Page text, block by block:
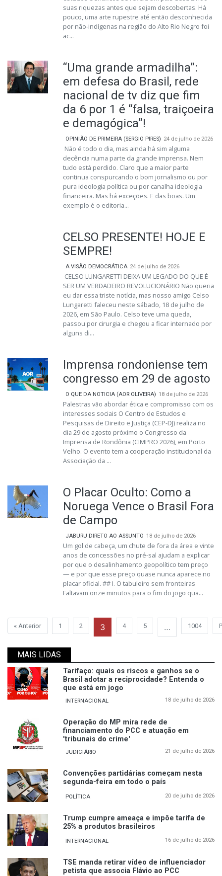
suas riquezas antes que sejam descobertas. Há
pouco, uma arte rupestre até então desconhecida
por não-indígenas na região do Alto Rio Negro foi
ac...
“Uma grande armadilha”:
em defesa do Brasil, rede
nacional de tv diz que fim
da 6 por 1 é “falsa, traiçoeira
e demagógica”!
OPINIÃO DE PRIMEIRA (SERGIO PIRES) 24 de julho de 2026
Não é todo o dia, mas ainda há sim alguma
decência numa parte da grande imprensa. Nem
tudo está perdido. Claro que a maior parte
continua conspurcando o bom jornalismo ou por
pura ideologia política ou por canalha ideologia
financeira. Mas há exceções. E das boas. Um
exemplo é o editoria...
CELSO PRESENTE! HOJE E
SEMPRE!
A VISÃO DEMOCRÁTICA 24 de julho de 2026
CELSO LUNGARETTI DEIXA UM LEGADO DO QUE É
SER UM VERDADEIRO REVOLUCIONÁRIO Não queria
eu dar essa triste notícia, mas nosso amigo Celso
Lungaretti faleceu neste sábado, 18 de julho de
2026, em São Paulo. Celso teve uma queda,
passou por cirurgia e chegou a ficar internado por
alguns di...
Imprensa rondoniense tem
congresso em 29 de agosto
O QUE DA NOTICIA (AOR OLIVEIRA) 18 de julho de 2026
Palestras vão abordar ética e compromisso com os
interesses sociais O Centro de Estudos e
Pesquisas de Direito e Justiça (CEP-DJ) realiza no
dia 29 de agosto próximo o Congresso da
Imprensa de Rondônia (CIMPRO 2026), em Porto
Velho. O evento tem a cooperação institucional da
Associação da ...
O Placar Oculto: Como a
Noruega Vence o Brasil Fora
de Campo
JABURU DIRETO AO ASSUNTO 18 de julho de 2026
Um gol de cabeça, um chute de fora da área e vinte
anos de concessões no pré-sal ajudam a explicar
por que o desalinhamento geopolítico tem preço
— e por que esse preço quase nunca aparece no
placar oficial. ## I. O tabuleiro sem fronteiras
Faltavam onze minutos para o fim do jogo qua...
« Anterior 1 2 3 4 5 … 1004
MAIS LIDAS
Tarifaço: quais os riscos e ganhos se o
Brasil adotar a reciprocidade? Entenda o
que está em jogo
INTERNACIONAL 18 de julho de 2026
Operação do MP mira rede de
financiamento do PCC e atuação em
'tribunais do crime'
JUDICIÁRIO 21 de julho de 2026
Convenções partidárias começam nesta
segunda-feira em todo o país
POLÍTICA 20 de julho de 2026
Trump cumpre ameaça e impõe tarifa de
25% a produtos brasileiros
INTERNACIONAL 16 de julho de 2026
TSE manda retirar vídeo de influenciador
petista que associa Flávio ao PCC